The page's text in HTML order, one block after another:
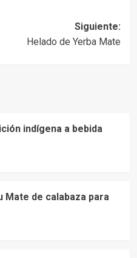
Siguiente:
Helado de Yerba Mate
indígena a bebida
Mate de calabaza para